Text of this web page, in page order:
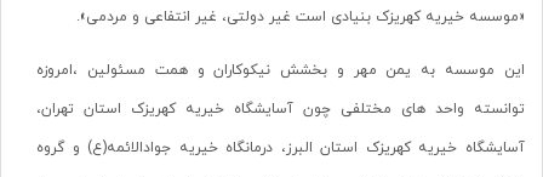
«موسسه خیریه کهریزک بنیادی است غیر دولتی، غیر انتفاعی و مردمی».
این موسسه به یمن مهر و بخشش نیکوکاران و همت مسئولین ،امروزه
توانسته واحد های مختلفی چون آسایشگاه خیریه کهریزک استان تهران،
آسایشگاه خیریه کهریزک استان البرز، درمانگاه خیریه جوادالائمه(ع) و گروه